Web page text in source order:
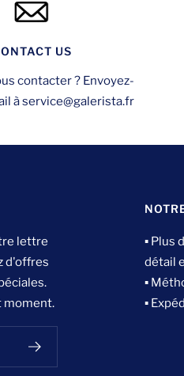
US
contacter ? Envoyez-
à service@galerista.fr
lettre
d'offres
moment.
▪ Plus
détail
▪
▪